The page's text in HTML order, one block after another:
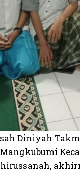
Diniyah